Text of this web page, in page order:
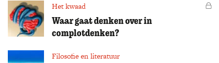
Het kwaad
Waar gaat denken over in
complotdenken?
Filosofie en literatuur